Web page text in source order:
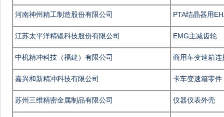
河南神州精工制造股份有限公司 PTA结晶器用
江苏太平洋精锻科技股份有限公司 EMG主减齿轮
中机精冲科技（福建）有限公司 商用车变速箱连
嘉兴和新精冲科技有限公司 卡车变速箱零件
苏州三维精密金属制品有限公司 仪器仪表外壳